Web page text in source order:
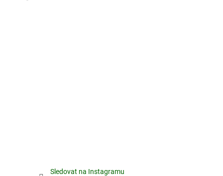
Sledovat na Instagramu